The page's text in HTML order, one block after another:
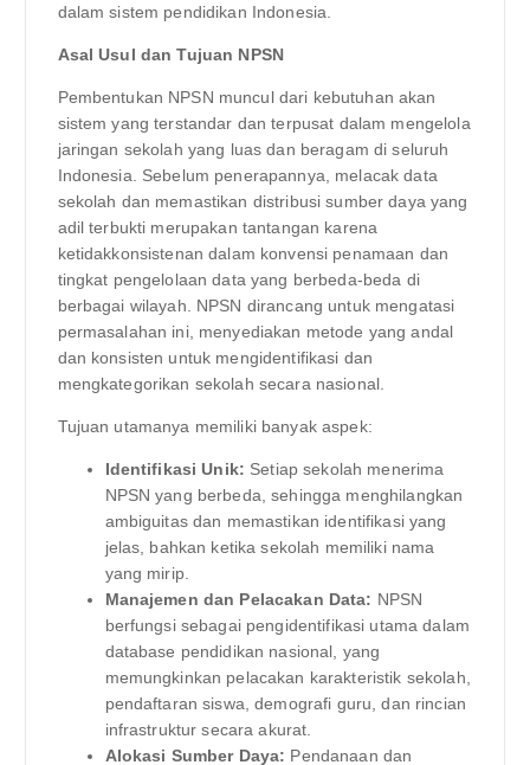
dalam sistem pendidikan Indonesia.
Asal Usul dan Tujuan NPSN
Pembentukan NPSN muncul dari kebutuhan akan
sistem yang terstandar dan terpusat dalam mengelola
jaringan sekolah yang luas dan beragam di seluruh
Indonesia. Sebelum penerapannya, melacak data
sekolah dan memastikan distribusi sumber daya yang
adil terbukti merupakan tantangan karena
ketidakkonsistenan dalam konvensi penamaan dan
tingkat pengelolaan data yang berbeda-beda di
berbagai wilayah. NPSN dirancang untuk mengatasi
permasalahan ini, menyediakan metode yang andal
dan konsisten untuk mengidentifikasi dan
mengkategorikan sekolah secara nasional.
Tujuan utamanya memiliki banyak aspek:
Identifikasi Unik: Setiap sekolah menerima
NPSN yang berbeda, sehingga menghilangkan
ambiguitas dan memastikan identifikasi yang
jelas, bahkan ketika sekolah memiliki nama
yang mirip.
Manajemen dan Pelacakan Data: NPSN
berfungsi sebagai pengidentifikasi utama dalam
database pendidikan nasional, yang
memungkinkan pelacakan karakteristik sekolah,
pendaftaran siswa, demografi guru, dan rincian
infrastruktur secara akurat.
Alokasi Sumber Daya: Pendanaan dan